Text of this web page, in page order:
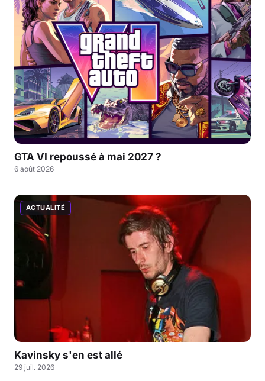
GTA VI repoussé à mai 2027 ?
6 août 2026
ACTUALITÉ
Kavinsky s'en est allé
29 juil. 2026